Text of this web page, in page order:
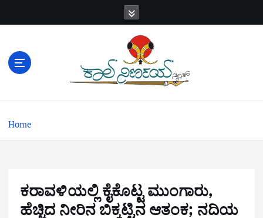
e
Home
ಕರಾವಳಿಯಲ್ಲಿ ಕೈಕೊಟ್ಟ ಮುಂಗಾರು,
ಹೆಚ್ಚಿದ ನೀರಿನ ಬಿಕ್ಕಟ್ಟಿನ ಆತಂಕ; ನದಿಯ